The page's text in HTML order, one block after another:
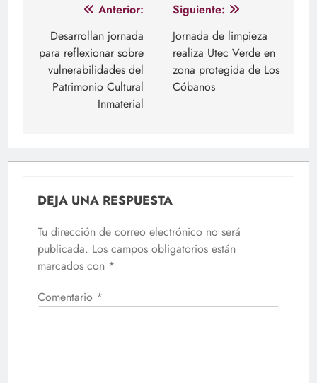
Navegación
de
entradas
Anterior:
Desarrollan jornada
para reflexionar sobre
vulnerabilidades del
Patrimonio Cultural
Inmaterial
Siguiente:
Jornada de limpieza
realiza Utec Verde en
zona protegida de Los
Cóbanos
DEJA UNA RESPUESTA
Tu dirección de correo electrónico no será
publicada. Los campos obligatorios están
marcados con *
Comentario *